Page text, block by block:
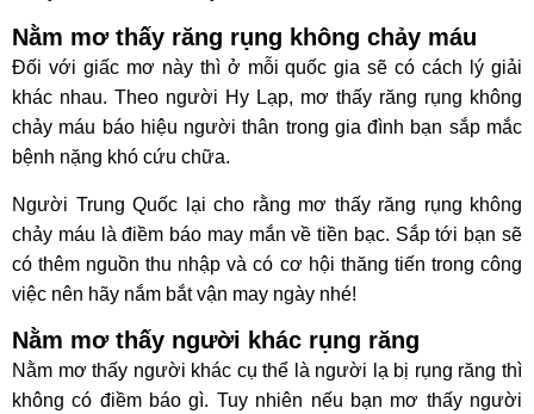
Nằm mơ thấy răng rụng không chảy máu
Đối với giấc mơ này thì ở mỗi quốc gia sẽ có cách lý giải
khác nhau. Theo người Hy Lạp, mơ thấy răng rụng không
chảy máu báo hiệu người thân trong gia đình bạn sắp mắc
bệnh nặng khó cứu chữa.
Người Trung Quốc lại cho rằng mơ thấy răng rụng không
chảy máu là điềm báo may mắn về tiền bạc. Sắp tới bạn sẽ
có thêm nguồn thu nhập và có cơ hội thăng tiến trong công
việc nên hãy nắm bắt vận may ngày nhé!
Nằm mơ thấy người khác rụng răng
Nằm mơ thấy người khác cụ thể là người lạ bị rụng răng thì
không có điềm báo gì. Tuy nhiên nếu bạn mơ thấy người